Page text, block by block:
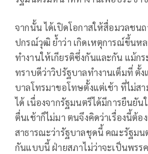
จากนั้น ได้เปิดโอกาสให้สื่อมวลชน
ปกรณ์วุฒิ ย้ำว่า เกิดเหตุการณ์ขึ้นหล
ทำงานให้เกียรติซึ่งกันและกัน แม้ก
ทราบดีว่าวิปรัฐบาลทำงานเต็มที่ ตั้ง
บาลโทรมาขอโทษตั้งแต่เช้า ที่ไม่ส
ได้ เนื่องจากรัฐมนตรีได้มีการยืนยั
ตื่นเช้าก็ไม่มา ตนจึงคิดว่าเรื่องนี้ต้อ
สาธารณะว่ารัฐบาลชุดนี้ คณะรัฐม
กันแบบนี้ ฝ่ายสภาไม่ว่าจะเป็นพรร